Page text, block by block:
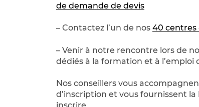
de demande de devis
– Contactez l’un de nos 40 centres
– Venir à notre rencontre lors de
dédiés à la formation et à l’emploi
Nos conseillers vous
d’inscription et vous fournissent